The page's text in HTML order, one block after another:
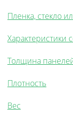
Пленка, стекло
Характеристики
Толщина
Плотность
Вес